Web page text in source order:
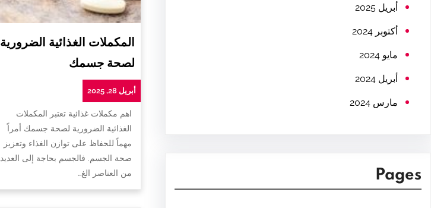
أبريل 2025
أكتوبر 2024
مايو 2024
أبريل 2024
مارس 2024
Pages
المكملات الغذائية الضرورية
لصحة جسمك
أبريل 28, 2025
اهم مكملات غذائية تعتبر المكملات
الغذائية الضرورية لصحة جسمك أمراً
مهماً للحفاظ على توازن الغذاء وتعزيز
صحة الجسم. فالجسم بحاجة إلى العديد
من العناصر الغ…